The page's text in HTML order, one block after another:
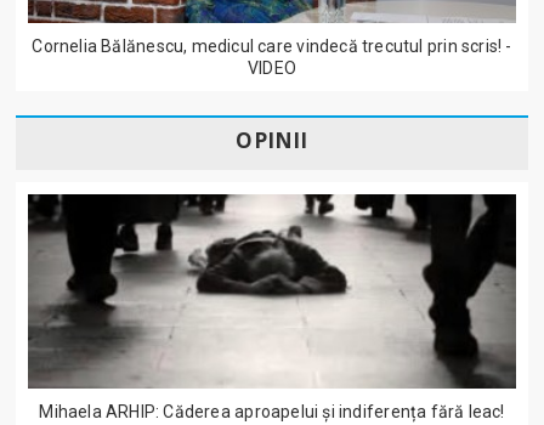
Cornelia Bălănescu, medicul care vindecă trecutul prin scris! -
VIDEO
OPINII
Mihaela ARHIP: Căderea aproapelui și indiferența fără leac!